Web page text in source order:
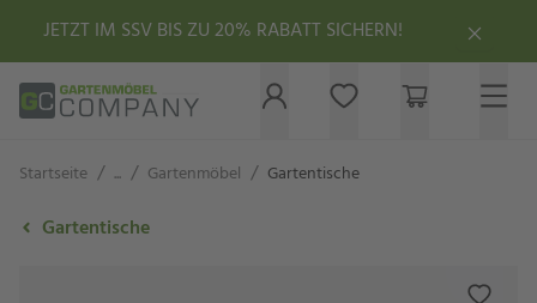
JETZT IM SSV BIS ZU 20% RABATT SICHERN!
Startseite / ... / Gartenmöbel / Gartentische
Gartentische